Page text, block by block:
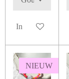
In winkelwagen
NIEUW